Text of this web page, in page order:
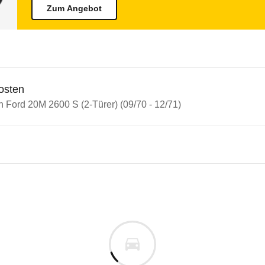
Zum Angebot
Ford 20M 2600 S (2-Türer) (09/70 - 12/71)